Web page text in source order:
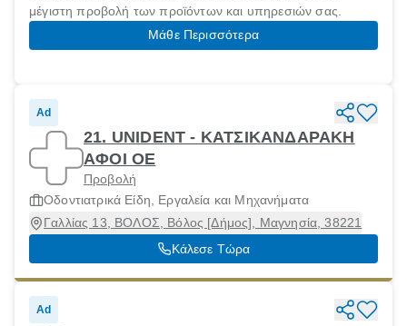
μέγιστη προβολή των προϊόντων και υπηρεσιών σας.
Μάθε Περισσότερα
Ad
21. UNIDENT - ΚΑΤΣΙΚΑΝΔΑΡΑΚΗ
ΑΦΟΙ ΟΕ
Προβολή
Οδοντιατρικά Είδη, Εργαλεία και Μηχανήματα
Γαλλίας 13, ΒΟΛΟΣ, Βόλος [Δήμος], Μαγνησία, 38221
Κάλεσε Τώρα
Ad